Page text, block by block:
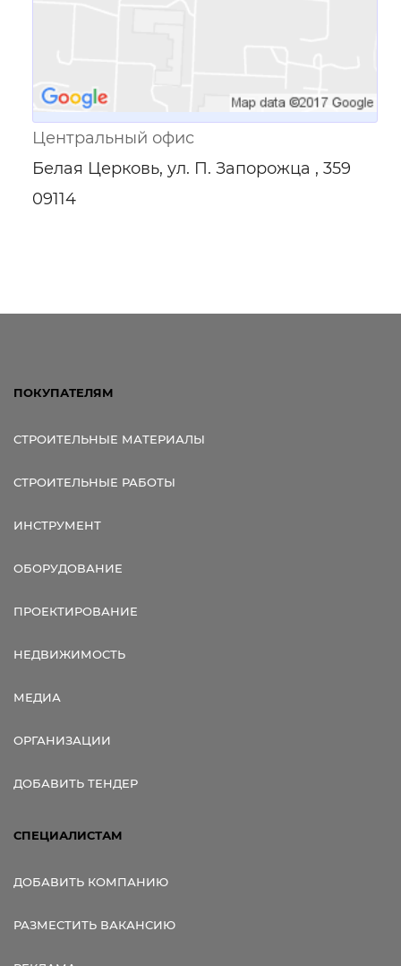
Центральный офис
Белая Церковь, ул. П. Запорожца , 359
09114
ПОКУПАТЕЛЯМ
СТРОИТЕЛЬНЫЕ МАТЕРИАЛЫ
СТРОИТЕЛЬНЫЕ РАБОТЫ
ИНСТРУМЕНТ
ОБОРУДОВАНИЕ
ПРОЕКТИРОВАНИЕ
НЕДВИЖИМОСТЬ
МЕДИА
ОРГАНИЗАЦИИ
ДОБАВИТЬ ТЕНДЕР
СПЕЦИАЛИСТАМ
ДОБАВИТЬ КОМПАНИЮ
РАЗМЕСТИТЬ ВАКАНСИЮ